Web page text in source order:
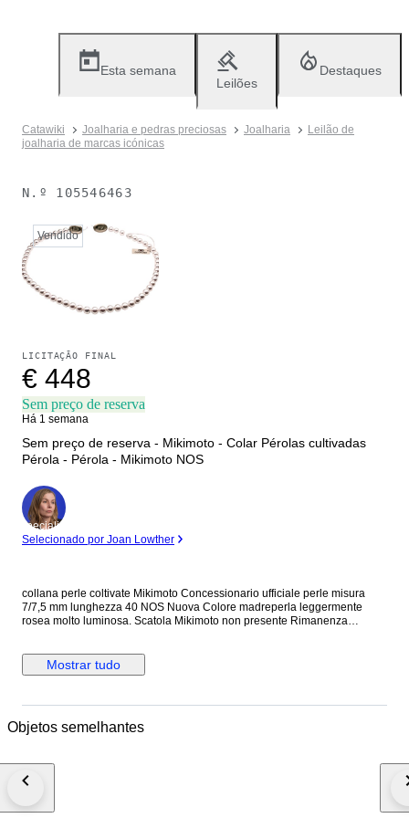
Esta semana
Leilões
Destaques
Catawiki Joalharia e pedras preciosas Joalharia
Leilão de
joalharia de marcas icónicas
N.º 105546463
Vendido
LICITAÇÃO FINAL
€ 448
Sem preço de reserva
Há 1 semana
Sem preço de reserva - Mikimoto - Colar Pérolas cultivadas
Pérola - Pérola - Mikimoto NOS
Especialista
Selecionado por Joan Lowther
collana perle coltivate Mikimoto Concessionario ufficiale perle misura
7/7,5 mm lunghezza 40 NOS Nuova Colore madreperla leggermente
rosea molto luminosa. Scatola Mikimoto non presente Rimanenza
Mostrar tudo
Objetos semelhantes